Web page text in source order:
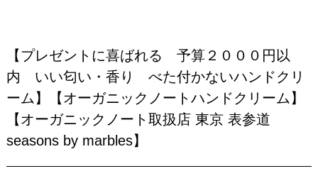
【プレゼントに喜ばれる 予算２０００円以
内 いい匂い・香り べた付かないハンドクリ
ーム】【オーガニックノートハンドクリーム】
【オーガニックノート取扱店 東京 表参道
seasons by marbles】